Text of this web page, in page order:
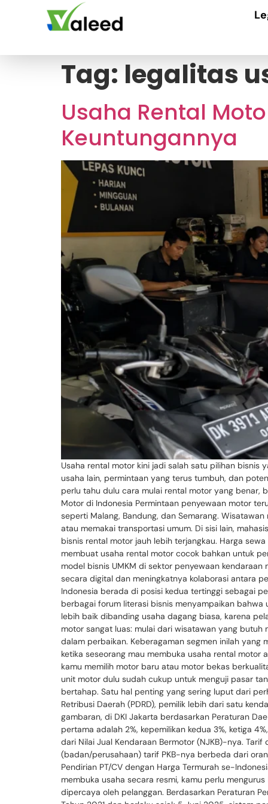
Tag: legalitas
Usaha Rental
Keuntungannya
Usaha rental motor kini jadi salah satu pilihan
usaha lain, permintaan yang terus tumbuh, dan
perlu tahu dulu cara mulai rental motor yang benar,
Motor di Indonesia Permintaan penyewaan motor
seperti Malang, Bandung, dan Semarang.
atau memakai transportasi umum. Di sisi lain,
bisnis rental motor jauh lebih terjangkau. Harga
membuat usaha rental motor cocok bahkan untuk
model bisnis UMKM di sektor penyewaan
secara digital dan meningkatnya kolaborasi antara
Indonesia berada di posisi kedua tertinggi sebagai
berbagai forum literasi bisnis menyampaikan
lebih baik dibanding usaha dagang biasa, karena
motor sangat luas: mulai dari wisatawan yang
dalam perbaikan. Keberagaman segmen inilah
ketika seseorang mau membuka usaha rental
kamu memilih motor baru atau motor bekas
unit motor dulu sudah cukup untuk menguji pasar
bertahap. Satu hal penting yang sering luput dari
Retribusi Daerah (PDRD), pemilik lebih dari satu
gambaran, di DKI Jakarta berdasarkan Peraturan
pertama adalah 2%, kepemilikan kedua 3%, ketiga
dari Nilai Jual Kendaraan Bermotor (NJKB)-nya.
(badan/perusahaan) tarif PKB-nya berbeda dari
Pendirian PT/CV dengan Harga Termurah se-
membuka usaha secara resmi, kamu perlu
dipercaya oleh pelanggan. Berdasarkan Peraturan